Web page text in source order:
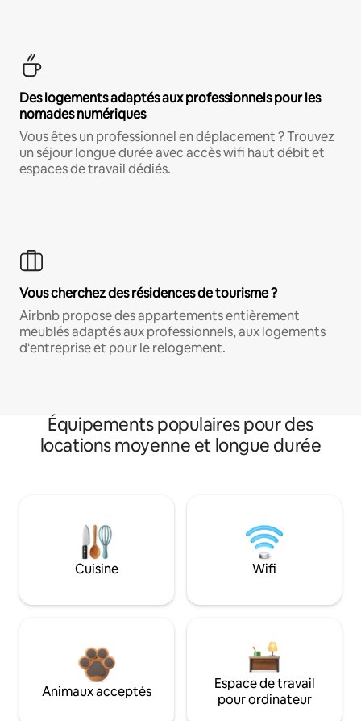
Des logements adaptés aux professionnels pour les
nomades numériques
Vous êtes un professionnel en déplacement ? Trouvez
un séjour longue durée avec accès wifi haut débit et
espaces de travail dédiés.
Vous cherchez des résidences de tourisme ?
Airbnb propose des appartements entièrement
meublés adaptés aux professionnels, aux logements
d'entreprise et pour le relogement.
Équipements populaires pour des
locations moyenne et longue durée
Cuisine Wifi
Animaux acceptés
Espace de travail
pour ordinateur